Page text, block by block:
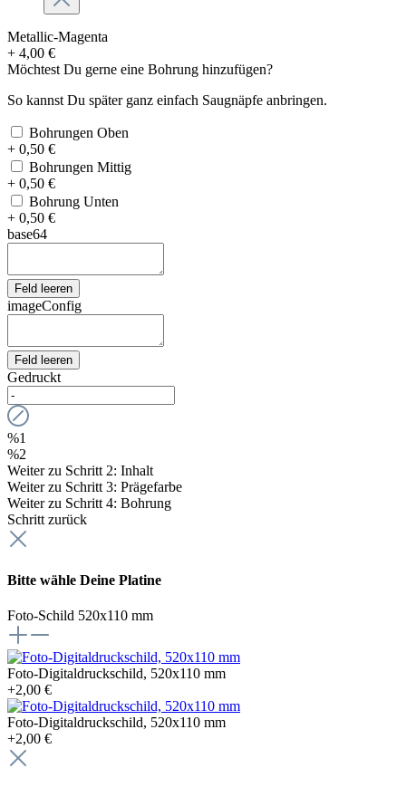
Metallic-Magenta
+ 4,00 €
Möchtest Du gerne eine Bohrung hinzufügen?
So kannst Du später ganz einfach Saugnäpfe anbringen.
Bohrungen Oben
+ 0,50 €
Bohrungen Mittig
+ 0,50 €
Bohrung Unten
+ 0,50 €
base64
Feld leeren
imageConfig
Feld leeren
Gedruckt
%1
%2
Weiter zu Schritt 2: Inhalt
Weiter zu Schritt 3: Prägefarbe
Weiter zu Schritt 4: Bohrung
Schritt zurück
Bitte wähle Deine Platine
Foto-Schild 520x110 mm
Foto-Digitaldruckschild, 520x110 mm
+2,00 €
Foto-Digitaldruckschild, 520x110 mm
+2,00 €